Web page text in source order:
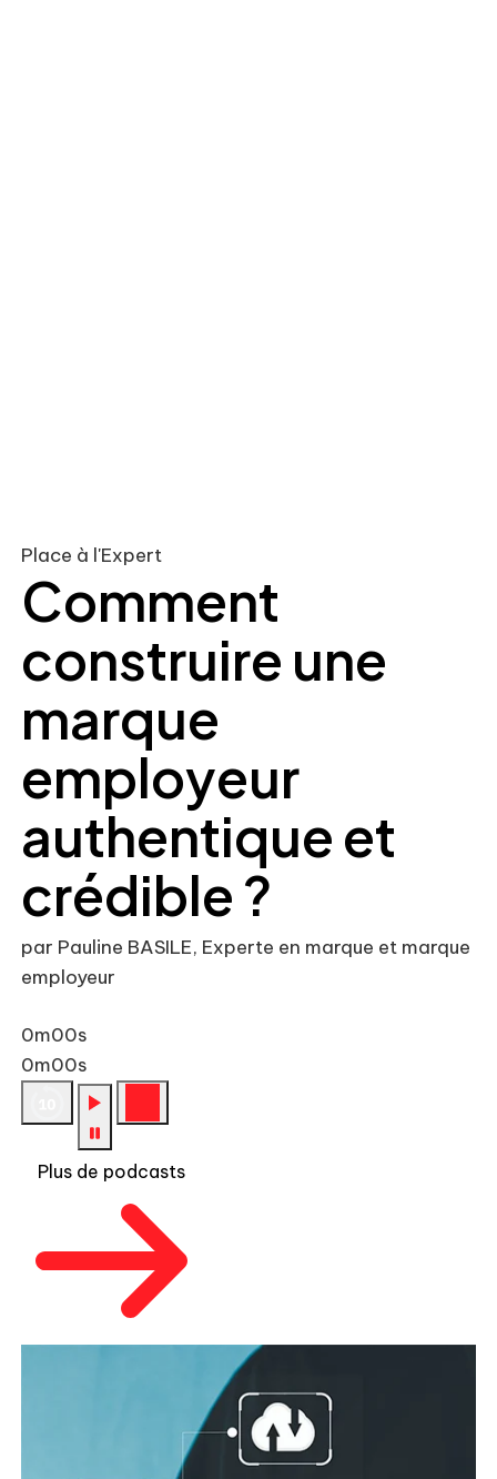
Place à l'Expert
Comment
construire une
marque
employeur
authentique et
crédible ?
par Pauline BASILE, Experte en marque et marque
employeur
0m00s
0m00s
Plus de podcasts